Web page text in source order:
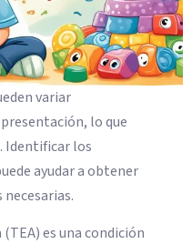
variar
lo que
Identificar los
ayudar a obtener
es una condición